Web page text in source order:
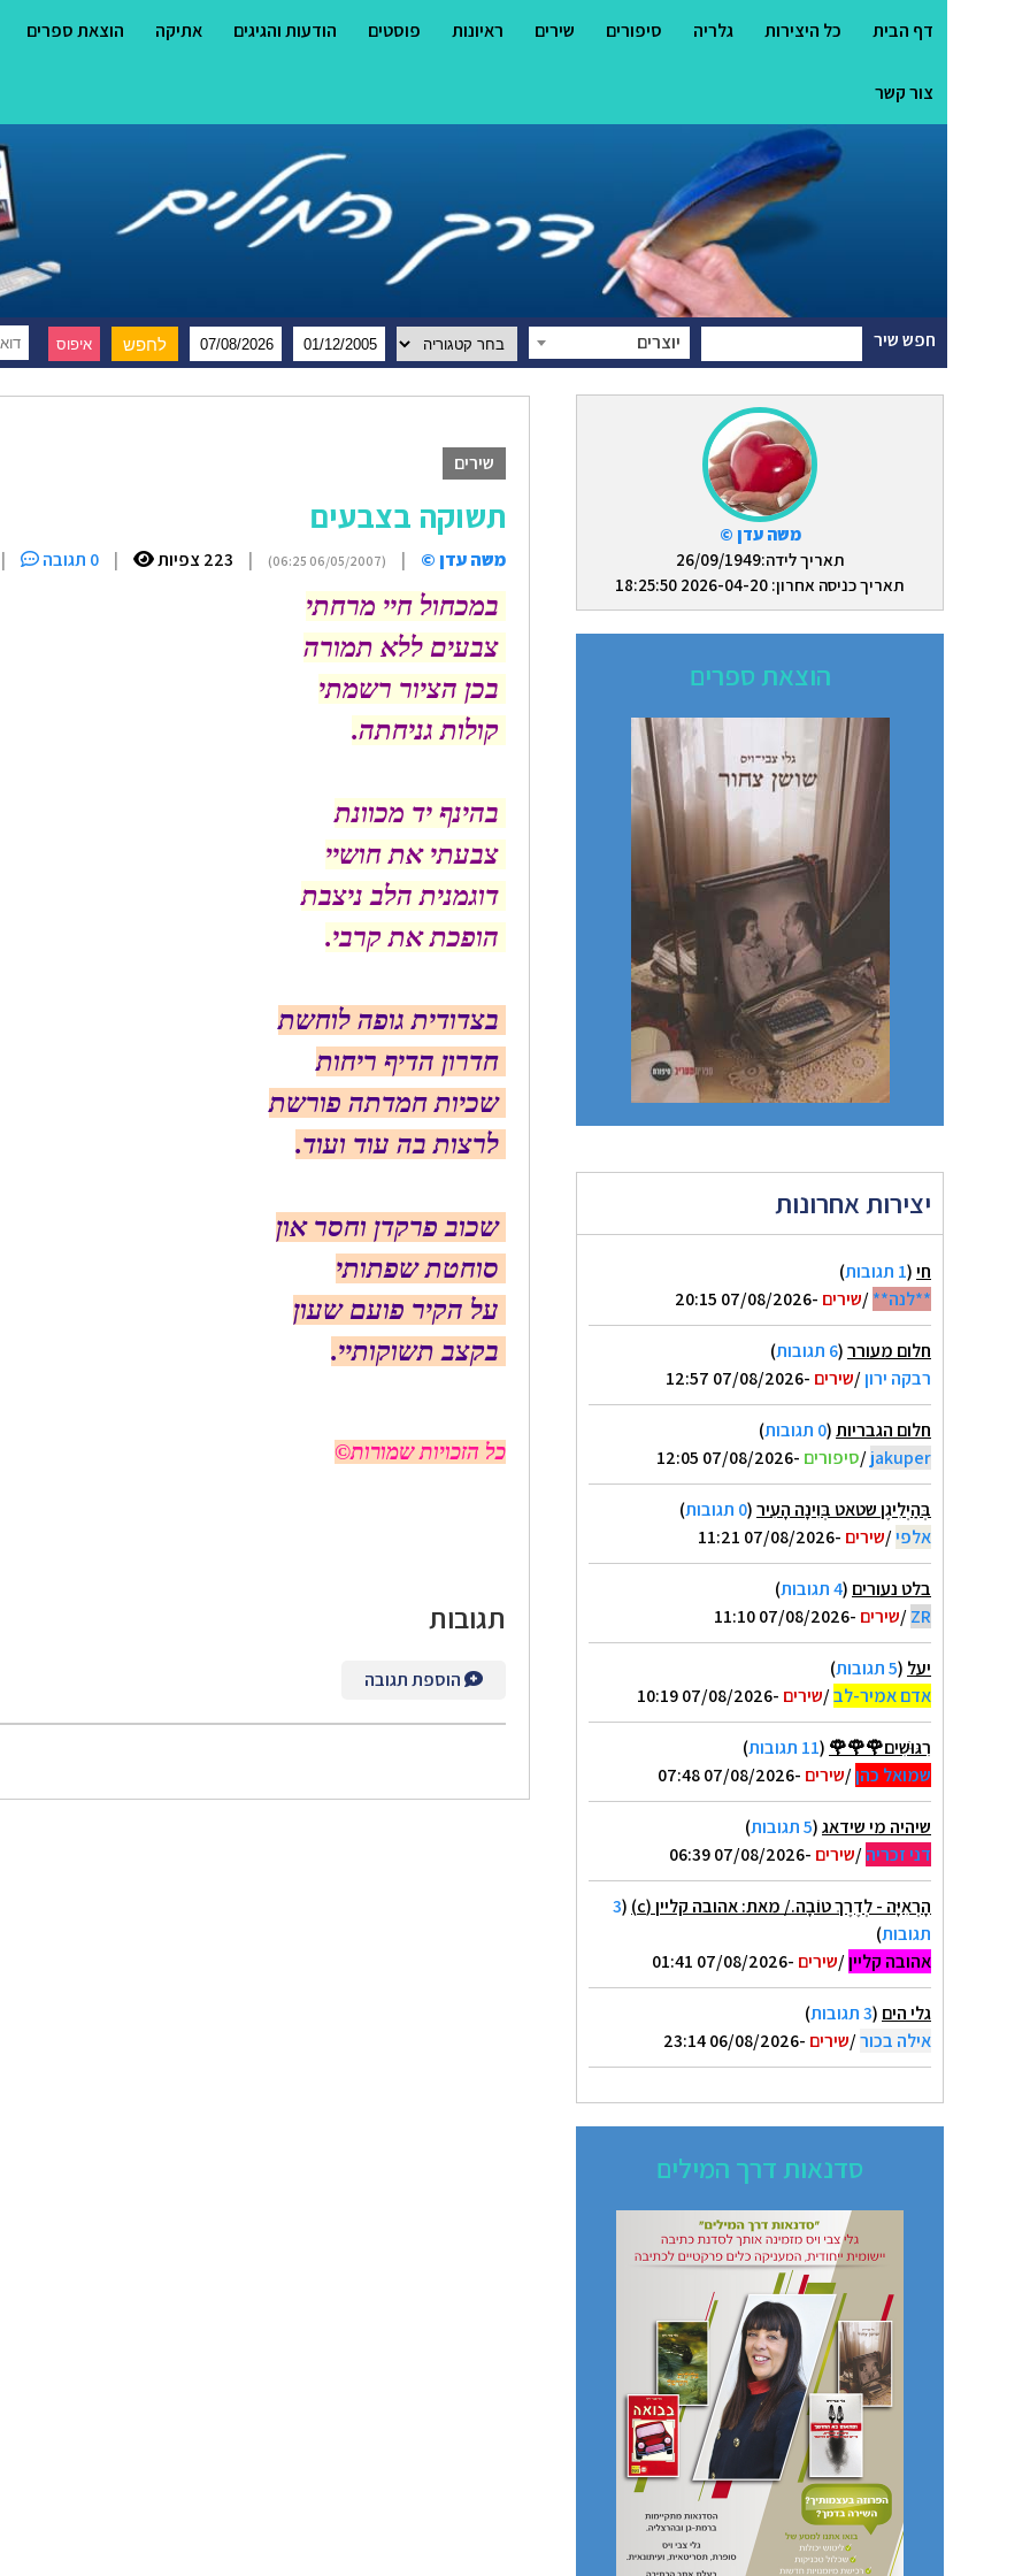
דף הבית כל היצירות גלריה סיפורים שירים ראיונות פוסטים הודעות והגיגים אתיקה הוצאת ספרים
צור קשר
חפש שיר יוצרים
משה עדן ©
תאריך לידה:26/09/1949
תאריך כניסה אחרון: 2026-04-20 18:25:50
הוצאת ספרים
יצירות אחרונות
חי(1 תגובות
)
**לנה**/שירים -07/08/2026 20:15
חלום מעורר(6 תגובות
)
רבקה ירון/שירים -07/08/2026 12:57
חלום הגבריות(0 תגובות
)
jakuper
/סיפורים -07/08/2026 12:05
בְּהַיְלִיגֶן שטאט בְּוִינָה הָעִיר(0 תגובות
)
אלפי/שירים -07/08/2026 11:21
בלט נעורים (4 תגובות
)
ZR
/שירים -07/08/2026 11:10
יעל (5 תגובות
)
אדם אמיר-לב/שירים -07/08/2026 10:19
רִגּוּשִׁים🌹🌹🌹 (11 תגובות
)
שמואל כהן/שירים -07/08/2026 07:48
שיהיה מי שידאג(5 תגובות
)
דני זכריה/שירים -07/08/2026 06:39
הָרְאִיָּה - לְדֶרֶךְ טוֹבָה./ מאת: אהובה קליין (c) (
3
תגובות)
אהובה קליין/שירים -07/08/2026 01:41
גלי הים (3 תגובות
)
אילה בכור/שירים -06/08/2026 23:14
סדנאות דרך המילים
שירים
תשוקה בצבעים
משה עדן © |
(06/05/2007 06:25)
| 223 צפיות | 0 תגובה |
במכחול חיי מרחתי
צבעים ללא תמורה
בכן הציור רשמתי
קולות גניחתה.
בהינף יד מכוונת
צבעתי אתחושיי
דוגמנית הלב ניצבת
הופכת את קרבי.
בצדודית גופה לוחשת
חדרון הדיף ריחות
שכיות חמדתה פורשת
לרצות בה עוד ועוד.
שכוב פרקדן וחסר און
סוחטת שפתותי
על הקיר פועם שעון
בקצב תשוקותיי.
כל הזכויות שמורות©
תגובות
הוספת תגובה